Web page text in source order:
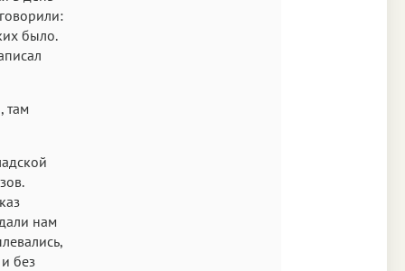
было.
там
нам
без